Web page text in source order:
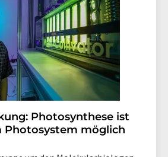
Photosynthese ist
Photosystem möglich